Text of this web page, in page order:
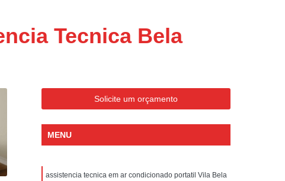
Condicionado Portatil Philco
Ar Condicionado Portatil Philco
em Ar Condicionado Portatil
Portatil
Assistencia Tecnica Electrolux Geladeira
Assistencia Tecnica Geladeira Electrolux
Tecnica Bela
Solicite um orçamento
MENU
assistencia tecnica em ar condicionado portatil Vila Bela